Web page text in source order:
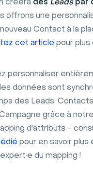
offrons une
Contact à la
cet article pour plus
personnaliser
données sont
des Leads,
grâce à notre
d'attributs -
pour en savoir plus
du mapping !